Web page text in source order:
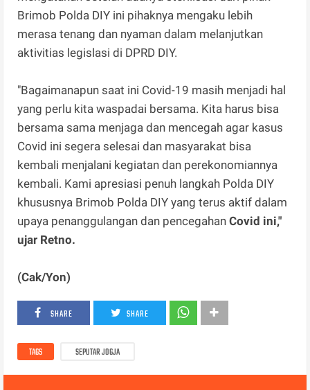
Brimob Polda DIY ini pihaknya mengaku lebih
merasa tenang dan nyaman dalam melanjutkan
aktivitias legislasi di DPRD DIY.
"Bagaimanapun saat ini Covid-19 masih menjadi hal
yang perlu kita waspadai bersama. Kita harus bisa
bersama sama menjaga dan mencegah agar kasus
Covid ini segera selesai dan masyarakat bisa
kembali menjalani kegiatan dan perekonomiannya
kembali. Kami apresiasi penuh langkah Polda DIY
khususnya Brimob Polda DIY yang terus aktif dalam
upaya penanggulangan dan pencegahanCovid ini,"
ujar Retno.
(Cak/Yon)
SHARE SHARE
TAGS SEPUTAR JOGJA